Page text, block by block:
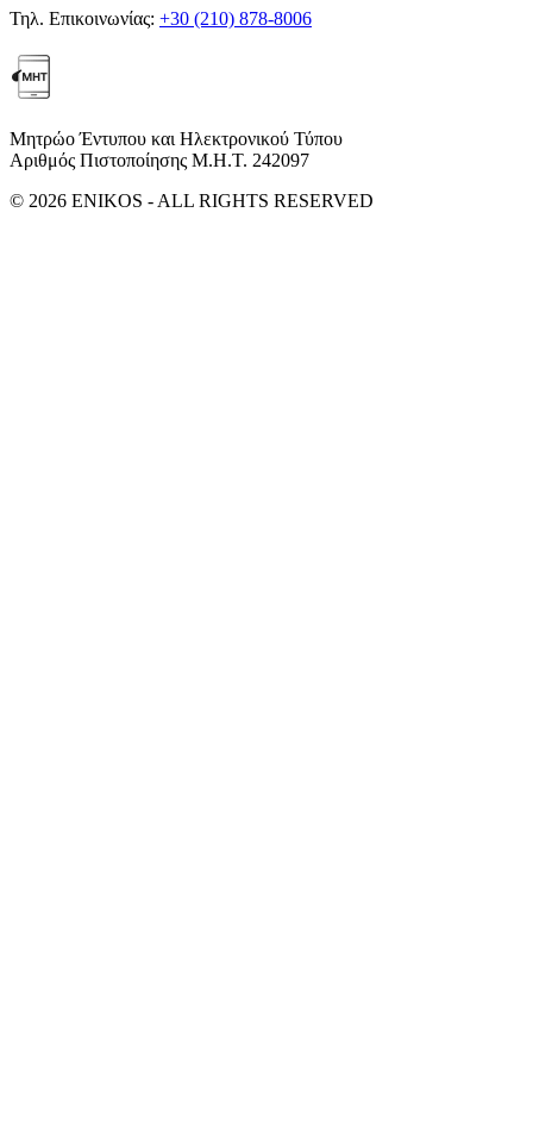
Τηλ. Επικοινωνίας: +30 (210) 878-8006
Μητρώο Έντυπου και Ηλεκτρονικού Τύπου
Αριθμός Πιστοποίησης Μ.Η.Τ. 242097
© 2026 ENIKOS - ALL RIGHTS RESERVED